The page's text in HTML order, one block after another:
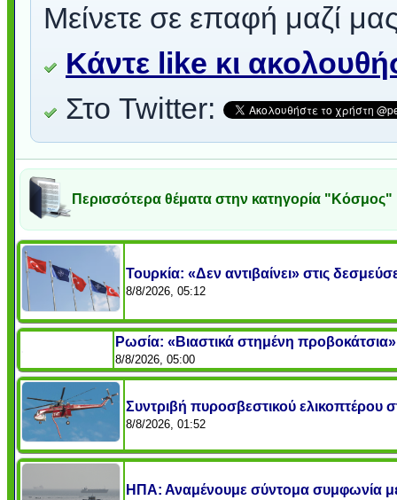
Μείνετε σε επαφή μαζί
Κάντε like κι
Στο Twitter:
Περισσότερα θέματα στην κατηγορία "Κόσμος"
Τουρκία: «Δεν αντιβαίνει» στις
8/8/2026, 05:12
Ρωσία: «Βιαστικά στημένη
8/8/2026, 05:00
Συντριβή πυροσβεστικού ελικοπτέρου
8/8/2026, 01:52
ΗΠΑ: Αναμένουμε σύντομα συμφωνία